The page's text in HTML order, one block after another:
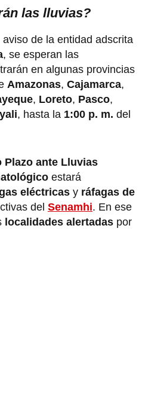
las lluvias?
de la entidad adscrita
, se esperan las
en algunas provincias
Amazonas, Cajamarca,
, Loreto, Pasco,
, hasta la 1:00 p. m. del
Plazo ante Lluvias
estará
eléctricas y ráfagas de
del Senamhi. En ese
localidades alertadas por